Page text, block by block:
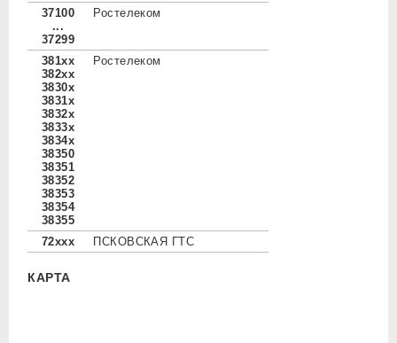
37100
...
37299
Ростелеком
381xx
382xx
3830x
3831x
3832x
3833x
3834x
38350
38351
38352
38353
38354
38355
Ростелеком
72xxx ПСКОВСКАЯ ГТС
КАРТА